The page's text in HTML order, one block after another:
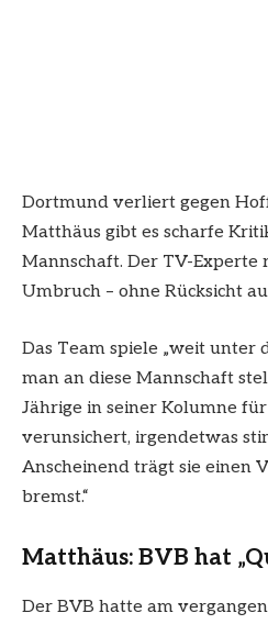
Dortmund verliert gegen
Matthäus gibt es scharfe
Mannschaft. Der TV-Experte
Umbruch – ohne Rücksicht
Das Team spiele „weit unter
man an diese Mannschaft
Jährige in seiner Kolumne
verunsichert, irgendetwas
Anscheinend trägt sie einen
bremst.“
Matthäus: BVB hat
Der BVB hatte am